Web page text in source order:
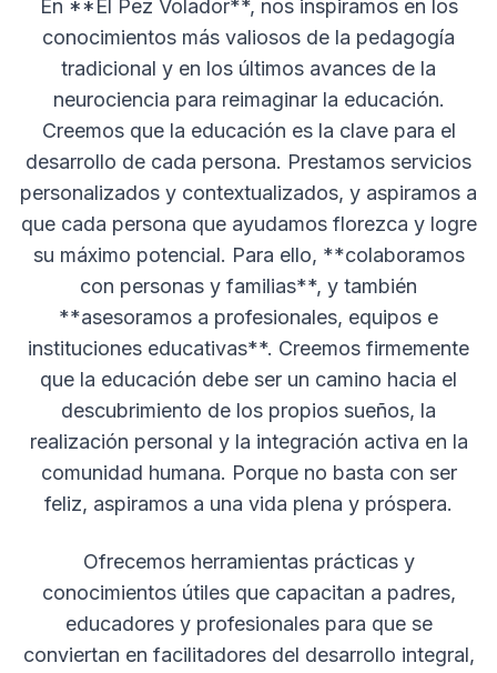
En **El Pez Volador**, nos inspiramos en los
conocimientos más valiosos de la pedagogía
tradicional y en los últimos avances de la
neurociencia para reimaginar la educación.
Creemos que la educación es la clave para el
desarrollo de cada persona. Prestamos servicios
personalizados y contextualizados, y aspiramos a
que cada persona que ayudamos florezca y logre
su máximo potencial. Para ello, **colaboramos
con personas y familias**, y también
**asesoramos a profesionales, equipos e
instituciones educativas**. Creemos firmemente
que la educación debe ser un camino hacia el
descubrimiento de los propios sueños, la
realización personal y la integración activa en la
comunidad humana. Porque no basta con ser
feliz, aspiramos a una vida plena y próspera.
Ofrecemos herramientas prácticas y
conocimientos útiles que capacitan a padres,
educadores y profesionales para que se
conviertan en facilitadores del desarrollo integral,